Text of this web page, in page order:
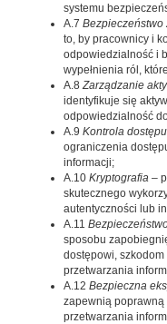
systemu
A.7 Bezpieczeństwo
to, by pracownicy i
odpowiedzialność i
wypełnienia ról,
A.8Zarządzanie
identyfikuje się
odpowiedzialność
A.9 Kontrola dostępu
ograniczenia
informacji;
A.10 Kryptografia –
skutecznego
autentyczności lub
A.11
sposobu
dostępowi,
przetwarzania
A.12 Bezpieczna
zapewnią
przetwarzania